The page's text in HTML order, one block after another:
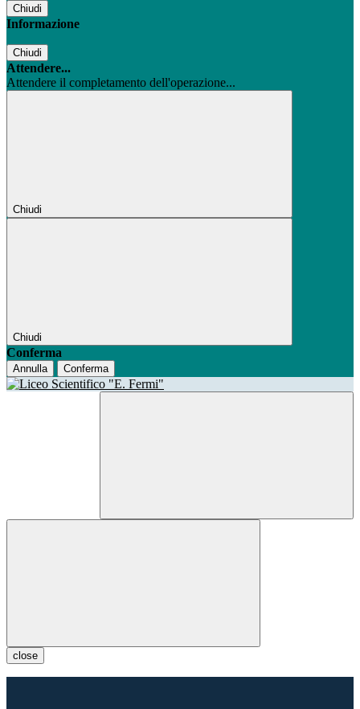
Chiudi
Informazione
Chiudi
Attendere...
Attendere il completamento dell'operazione...
Chiudi
Chiudi
Conferma
Annulla Conferma
close